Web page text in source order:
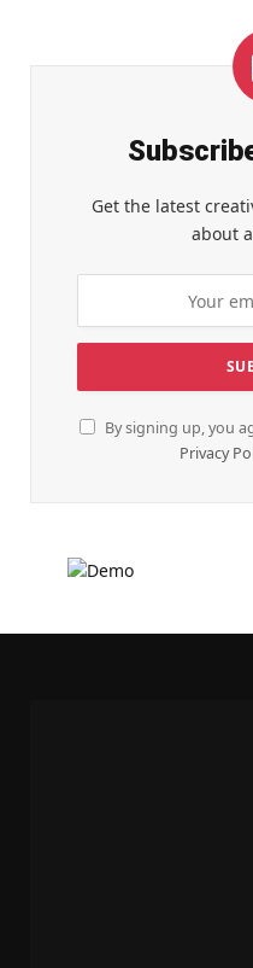
Get the latest
about
By signing up, you
Privacy